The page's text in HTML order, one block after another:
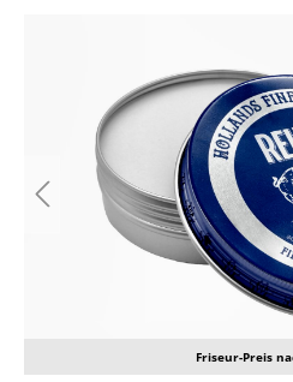
Friseur-Preis